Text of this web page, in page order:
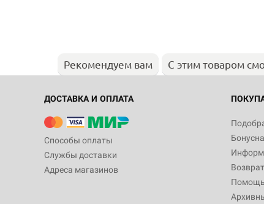
Рекомендуем вам С этим товаром
ДОСТАВКА И ОПЛАТА
Способы оплаты
Службы доставки
Адреса магазинов